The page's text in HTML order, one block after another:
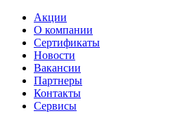
Акции
О компании
Сертификаты
Новости
Вакансии
Партнеры
Контакты
Сервисы